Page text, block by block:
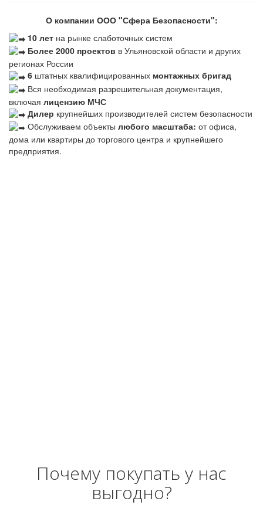
О компании ООО "Сфера Безопасности":
10 лет на рынке слаботочных систем
Более 2000 проектов в Ульяновской области и других
регионах России
6 штатных квалифицированных монтажных бригад
Вся необходимая разрешительная документация,
включая лицензию МЧС
Дилер крупнейших производителей систем безопасности
Обслуживаем объекты любого масштаба: от офиса,
дома или квартиры до торгового центра и крупнейшего
предприятия.
Почему покупать у нас
выгодно?